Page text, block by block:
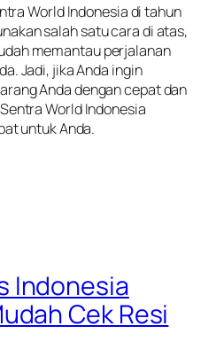
World Indonesia di tahun
salah satu cara di atas,
memantau perjalanan
Jadi, jika Anda ingin
Anda dengan cepat dan
World Indonesia
untuk Anda.
Indonesia
Cek Resi